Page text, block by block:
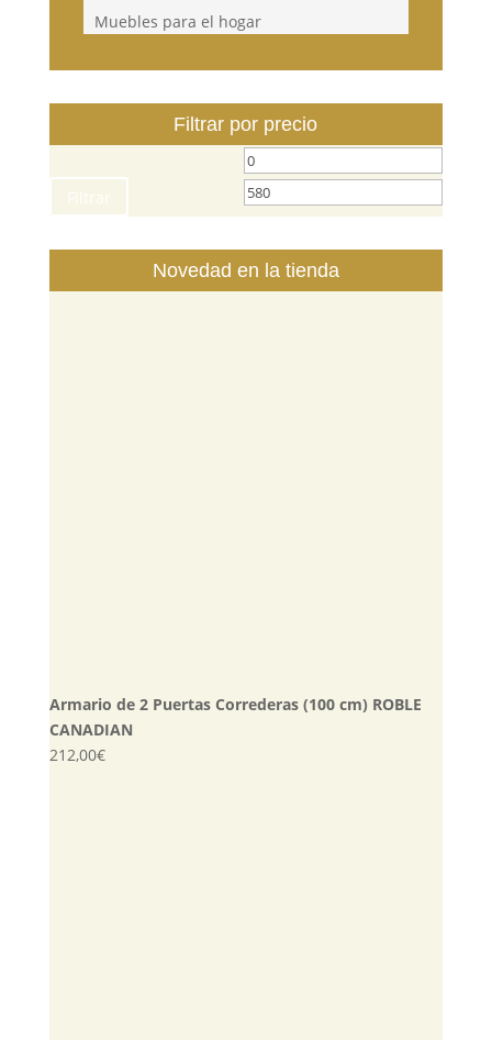
Muebles para el hogar
Filtrar por precio
Filtrar
Novedad en la tienda
Armario de 2 Puertas Correderas (100 cm) ROBLE
CANADIAN
212,00€